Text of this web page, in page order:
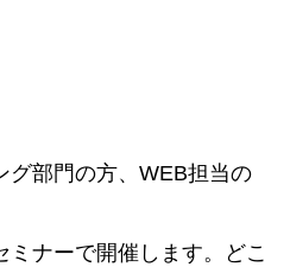
グ部門の方、WEB担当の
ミナーで開催します。どこ